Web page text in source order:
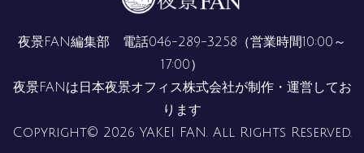
夜景FAN編集部 電話046-289-3258 （営業時間10:00～
17:00）
夜景FANは 日本夜景オフィス株式会社が制作・運営してお
ります
Copyright© 2026 YAKEI FAN. All Rights Reserved.